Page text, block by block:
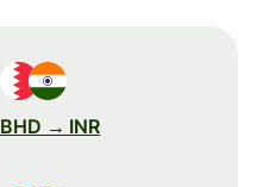
BHD → INR